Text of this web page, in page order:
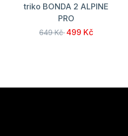
triko BONDA 2 ALPINE
PRO
649 Kč499 Kč